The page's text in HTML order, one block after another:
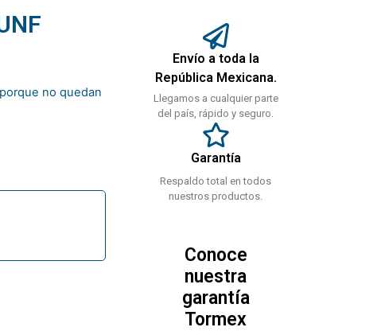
no quedan
Envío a toda la
República Mexicana.
Llegamos a cualquier parte
del país, rápido y seguro.
Garantía
Respaldo total en todos
nuestros productos.
Conoce
nuestra
garantía
Tormex